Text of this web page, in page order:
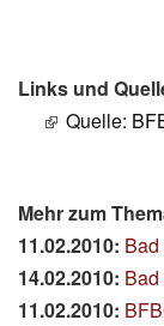
Links und
Quelle:
Mehr zum
11.02.2010:
14.02.2010: Bad
11.02.2010: